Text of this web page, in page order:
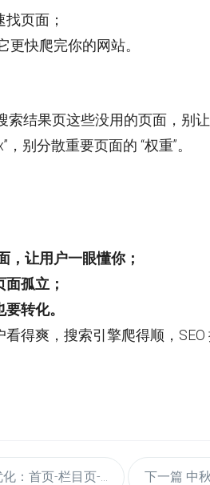
页面；
快爬完你的网站。
索结果页这些没用的页面，别
，别分散重要页面的 “权重”。
，让用户一眼懂你；
孤立；
转化。
得爽，搜索引擎爬得顺，SEO
：首页-栏目页-... 下一篇 中